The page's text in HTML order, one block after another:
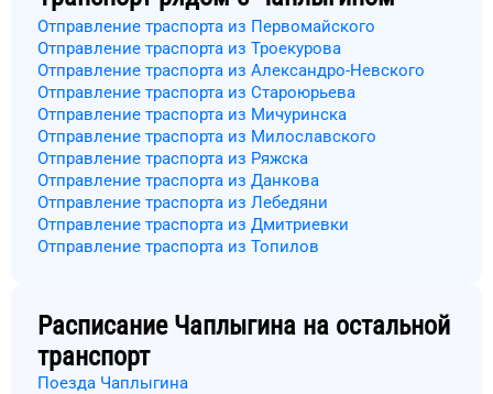
Отправление траспорта из Первомайского
Отправление траспорта из Троекурова
Отправление траспорта из Александро-Невского
Отправление траспорта из Староюрьева
Отправление траспорта из Мичуринска
Отправление траспорта из Милославского
Отправление траспорта из Ряжска
Отправление траспорта из Данкова
Отправление траспорта из Лебедяни
Отправление траспорта из Дмитриевки
Отправление траспорта из Топилов
Расписание Чаплыгина на остальной
транспорт
Поезда Чаплыгина